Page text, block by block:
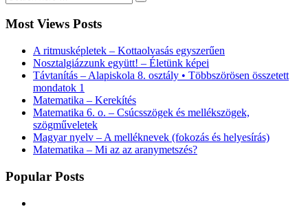
Most Views Posts
A ritmusképletek – Kottaolvasás egyszerűen
Nosztalgiázzunk együtt! – Életünk képei
Távtanítás – Alapiskola 8. osztály • Többszörösen összetett
mondatok 1
Matematika – Kerekítés
Matematika 6. o. – Csúcsszögek és mellékszögek,
szögműveletek
Magyar nyelv – A melléknevek (fokozás és helyesírás)
Matematika – Mi az az aranymetszés?
Popular Posts